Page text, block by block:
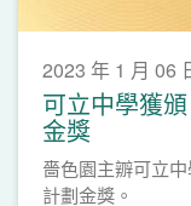
2023 年 1 月 06
可立中學獲
金獎
嗇色園主辧可立
計劃金獎。